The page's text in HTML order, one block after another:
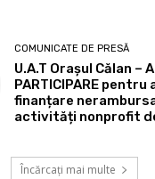
COMUNICATE DE PRESĂ
U.A.T Orașul Călan –
PARTICIPARE
finanțare
activități nonprofit
Încărcați mai multe